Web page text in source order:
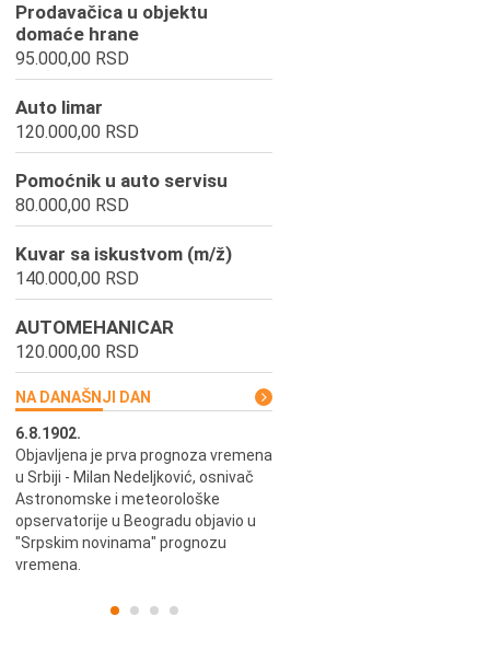
Prodavačica u objektu
domaće hrane
95.000,00 RSD
Auto limar
120.000,00 RSD
Pomoćnik u auto servisu
80.000,00 RSD
Kuvar sa iskustvom (m/ž)
140.000,00 RSD
AUTOMEHANICAR
120.000,00 RSD
NA DANAŠNJI DAN
6.8.1902.
Objavljena je prva prognoza vremena
u Srbiji - Milan Nedeljković, osnivač
Astronomske i meteorološke
opservatorije u Beogradu objavio u
"Srpskim novinama" prognozu
vremena.